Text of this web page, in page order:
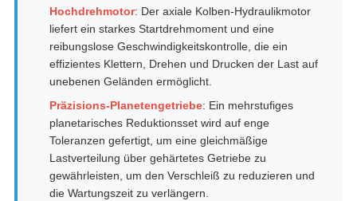
Hochdrehmotor: Der axiale Kolben-Hydraulikmotor
liefert ein starkes Startdrehmoment und eine
reibungslose Geschwindigkeitskontrolle, die ein
effizientes Klettern, Drehen und Drucken der Last auf
unebenen Geländen ermöglicht.
Präzisions-Planetengetriebe: Ein mehrstufiges
planetarisches Reduktionsset wird auf enge
Toleranzen gefertigt, um eine gleichmäßige
Lastverteilung über gehärtetes Getriebe zu
gewährleisten, um den Verschleiß zu reduzieren und
die Wartungszeit zu verlängern.